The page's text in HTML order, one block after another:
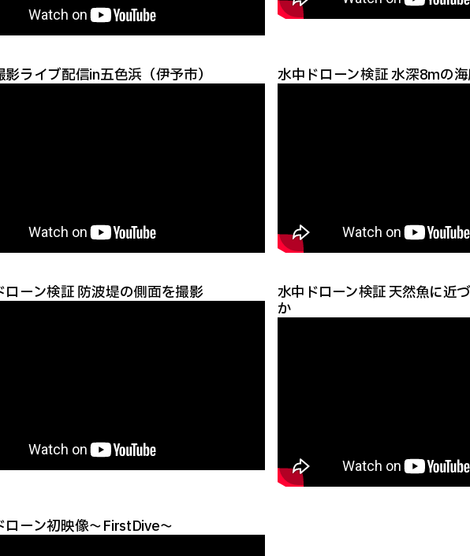
ライブ配信in五色浜（伊予市） 水中ドローン検証 水深8mの
ローン検証 防波堤の側面を撮影 水中ドローン検証 天然魚に近
か
ローン初映像～FirstDive～